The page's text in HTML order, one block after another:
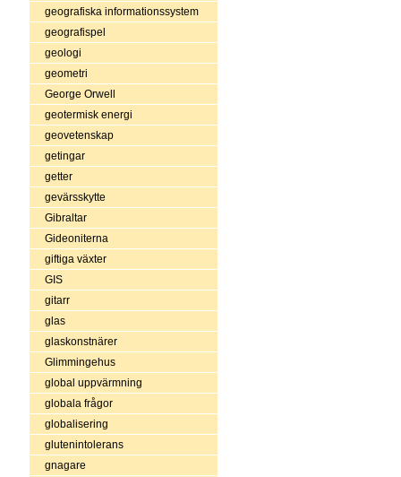
geografiska informationssystem
geografispel
geologi
geometri
George Orwell
geotermisk energi
geovetenskap
getingar
getter
gevärsskytte
Gibraltar
Gideoniterna
giftiga växter
GIS
gitarr
glas
glaskonstnärer
Glimmingehus
global uppvärmning
globala frågor
globalisering
glutenintolerans
gnagare